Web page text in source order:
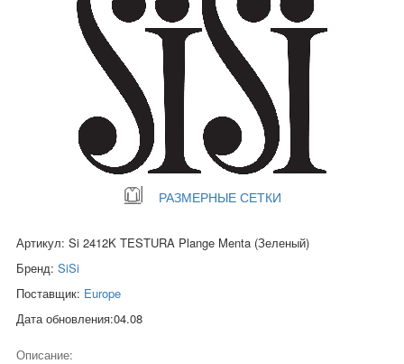
РАЗМЕРНЫЕ СЕТКИ
Артикул: Si 2412K TESTURA Plange Menta (Зеленый)
Бренд: SiSi
Поставщик: Europe
Дата обновления:04.08
Описание: